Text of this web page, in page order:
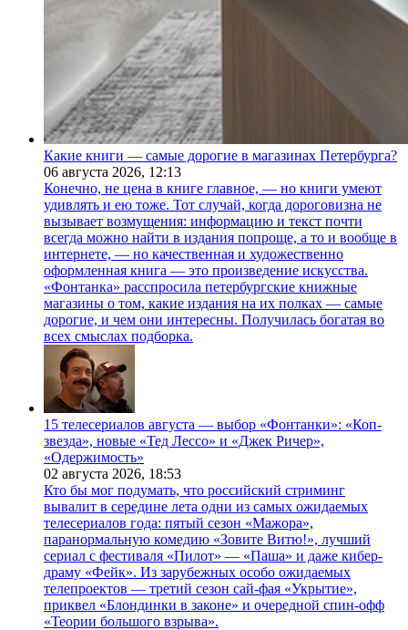
Какие книги — самые дорогие в магазинах Петербурга?
06 августа 2026, 12:13
Конечно, не цена в книге главное, — но книги умеют
удивлять и ею тоже. Тот случай, когда дороговизна не
вызывает возмущения: информацию и текст почти
всегда можно найти в издания попроще, а то и вообще в
интернете, — но качественная и художественно
оформленная книга — это произведение искусства.
«Фонтанка» расспросила петербургские книжные
магазины о том, какие издания на их полках — самые
дорогие, и чем они интересны. Получилась богатая во
всех смыслах подборка.
15 телесериалов августа — выбор «Фонтанки»: «Коп-
звезда», новые «Тед Лессо» и «Джек Ричер»,
«Одержимость»
02 августа 2026, 18:53
Кто бы мог подумать, что российский стриминг
вывалит в середине лета одни из самых ожидаемых
телесериалов года: пятый сезон «Мажора»,
паранормальную комедию «Зовите Витю!», лучший
сериал с фестиваля «Пилот» — «Паша» и даже кибер-
драму «Фейк». Из зарубежных особо ожидаемых
телепроектов — третий сезон сай-фая «Укрытие»,
приквел «Блондинки в законе» и очередной спин-офф
«Теории большого взрыва».